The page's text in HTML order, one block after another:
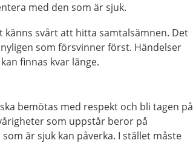
med den som är sjuk.
svårt att hitta samtalsämnen. Det
som försvinner först. Händelser
finnas kvar länge.
bemötas med respekt och bli tagen på
som uppstår beror på
är sjuk kan påverka. I stället måste